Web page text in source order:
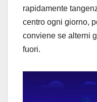
rapidamente
centro ogni giorno,
conviene se alterni
fuori.